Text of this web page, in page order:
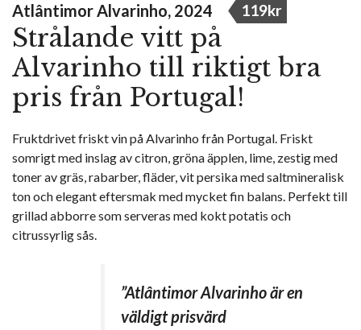
Atlântimor Alvarinho, 2024 119kr
Strålande vitt på
Alvarinho till riktigt bra
pris från Portugal!
Fruktdrivet friskt vin på Alvarinho från Portugal. Friskt
somrigt med inslag av citron, gröna äpplen, lime, zestig med
toner av gräs, rabarber, fläder, vit persika med saltmineralisk
ton och elegant eftersmak med mycket fin balans. Perfekt till
grillad abborre som serveras med kokt potatis och
citrussyrlig sås.
”Atlântimor Alvarinho är en
väldigt prisvärd